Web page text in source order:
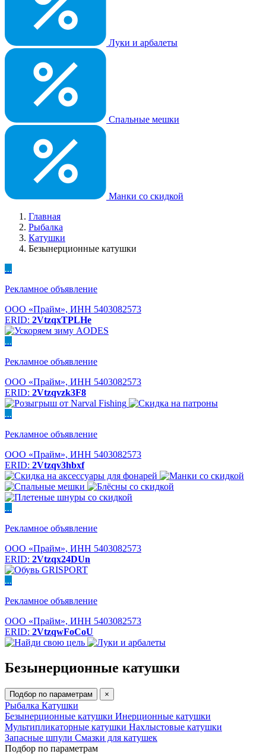
Луки и арбалеты
Спальные мешки
Манки со скидкой
Главная
Рыбалка
Катушки
Безынерционные катушки
...
Рекламное объявление
ООО «Прайм», ИНН 5403082573
ERID: 2VtzqxTPLHe
...
Рекламное объявление
ООО «Прайм», ИНН 5403082573
ERID: 2Vtzqvzk3F8
...
Рекламное объявление
ООО «Прайм», ИНН 5403082573
ERID: 2Vtzqv3hbxf
...
Рекламное объявление
ООО «Прайм», ИНН 5403082573
ERID: 2Vtzqx24DUn
...
Рекламное объявление
ООО «Прайм», ИНН 5403082573
ERID: 2VtzqwFoCoU
Безынерционные катушки
Подбор по параметрам ×
Рыбалка Катушки
Безынерционные катушки Инерционные катушки
Мультипликаторные катушки Нахлыстовые катушки
Запасные шпули Смазки для катушек
Подбор по параметрам